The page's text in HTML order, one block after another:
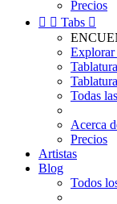
Precios
  Tabs 
Explorar
Todas
Acerca
Precios
Artistas
Blog
Todos